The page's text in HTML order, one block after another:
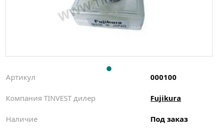
Артикул 000100
Компания TINVEST дилер Fujikura
Наличие Под заказ